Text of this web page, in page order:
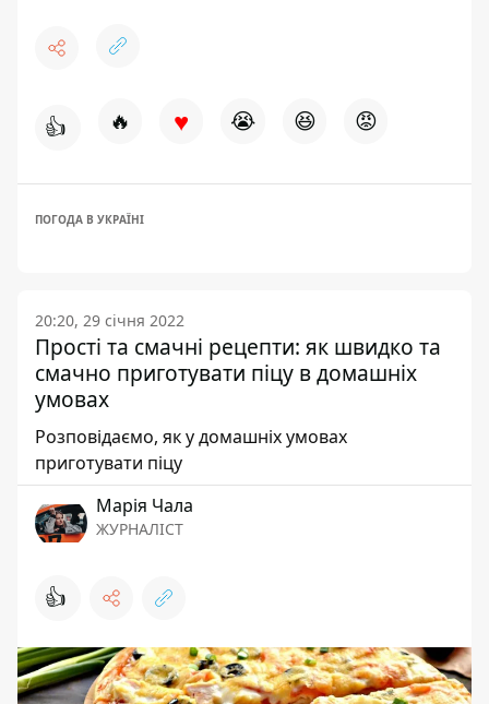
👍 🔥 ♥ 😭 😆 😡
ПОГОДА В УКРАЇНІ
20:20, 29 січня 2022
Прості та смачні рецепти: як швидко та
смачно приготувати піцу в домашніх
умовах
Розповідаємо, як у домашніх умовах
приготувати піцу
Марія Чала
ЖУРНАЛІСТ
👍